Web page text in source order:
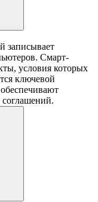
записывает
Смарт-
условия которых
ключевой
соглашений.